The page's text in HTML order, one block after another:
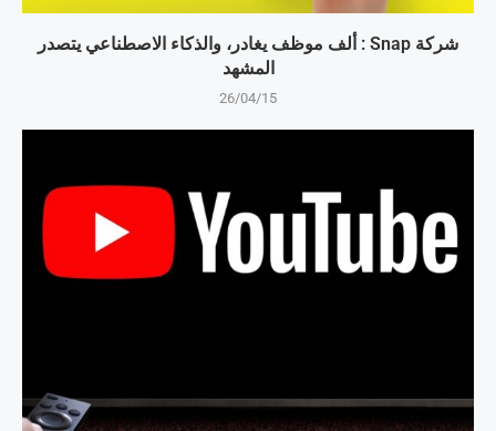
شركة Snap : ألف موظف يغادر، والذكاء الاصطناعي يتصدر
المشهد
26/04/15